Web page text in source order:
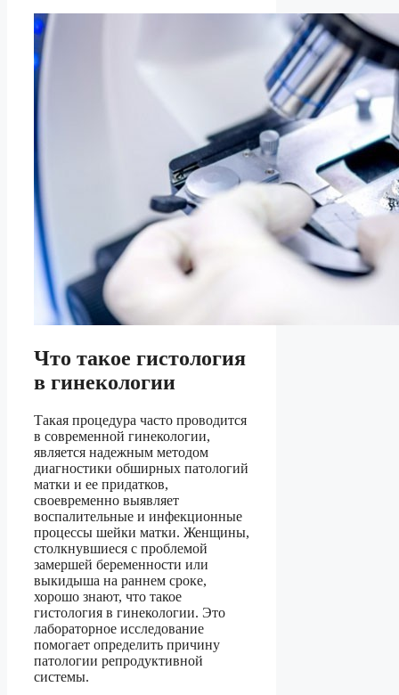
Что такое гистология
в гинекологии
Такая процедура часто проводится
в современной гинекологии,
является надежным методом
диагностики обширных патологий
матки и ее придатков,
своевременно выявляет
воспалительные и инфекционные
процессы шейки матки. Женщины,
столкнувшиеся с проблемой
замершей беременности или
выкидыша на раннем сроке,
хорошо знают, что такое
гистология в гинекологии. Это
лабораторное исследование
помогает определить причину
патологии репродуктивной
системы.